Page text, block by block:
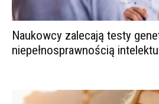
Naukowcy zalecają testy
niepełnosprawnością